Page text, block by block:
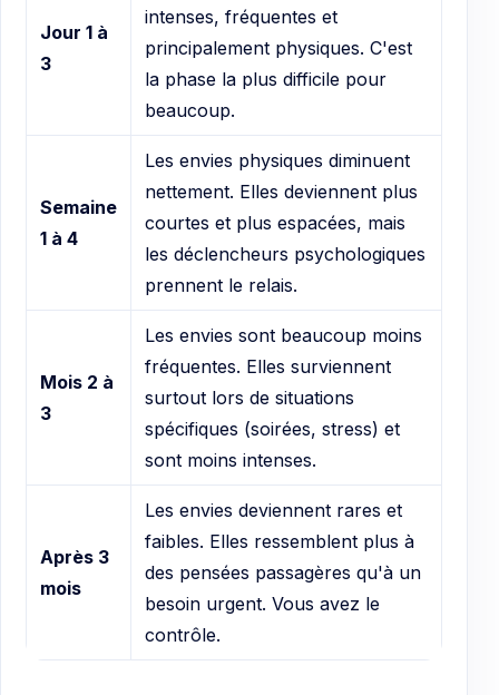
Jour 1 à
3
intenses, fréquentes et
principalement physiques. C'est
la phase la plus difficile pour
beaucoup.
Semaine
1 à 4
Les envies physiques diminuent
nettement. Elles deviennent plus
courtes et plus espacées, mais
les déclencheurs psychologiques
prennent le relais.
Mois 2 à
3
Les envies sont beaucoup moins
fréquentes. Elles surviennent
surtout lors de situations
spécifiques (soirées, stress) et
sont moins intenses.
Après 3
mois
Les envies deviennent rares et
faibles. Elles ressemblent plus à
des pensées passagères qu'à un
besoin urgent. Vous avez le
contrôle.